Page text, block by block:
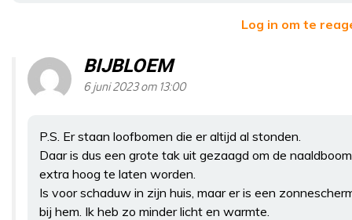
Log in om te
BIJBLOEM
6 juni 2023 om 13:00
P.S. Er staan loofbomen die er altijd al stonden.
Daar is dus een grote tak uit gezaagd om de naaldboom
extra hoog te laten worden.
Is voor schaduw in zijn huis, maar er is een
bij hem. Ik heb zo minder licht en warmte.